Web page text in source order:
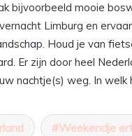
bijvoorbeeld mooie
Limburg en
Houd je van
Er zijn door heel
nachtje(s) weg. In welk
Weekendje